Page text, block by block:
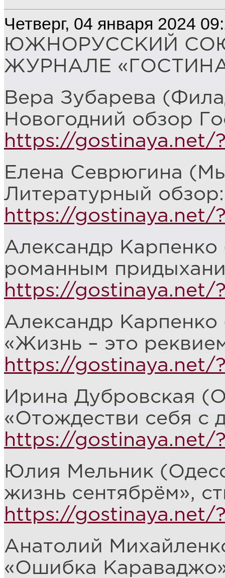
Четверг, 04 января 2024
ЮЖНОРУССКИЙ
ЖУРНАЛЕ
Вера Зубарева
Новогодний обзор
https://gostinaya.net/
Елена Севрюгина
Литературный обзор:
https://gostinaya.net/
Александр
романным
https://gostinaya.net/
Александр
«Жизнь – это
https://gostinaya.net/
Ирина Дубровская
«Отождестви себя с
https://gostinaya.net/
Юлия Мельник
жизнь сентябрём»,
https://gostinaya.net/
Анатолий
«Ошибка